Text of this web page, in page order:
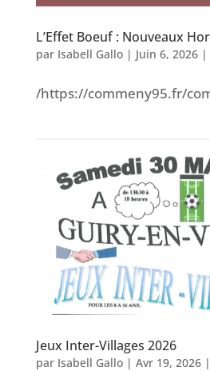
L’Effet Boeuf : Nouveaux
par Isabell Gallo| Juin 6, 2026|
/https://commeny95.fr/
Jeux Inter-Villages 2026
par Isabell Gallo| Avr 19, 2026|